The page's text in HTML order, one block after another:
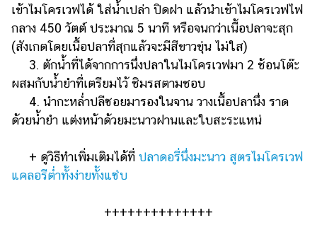
เข้าไมโครเวฟได้ ใส่น้ำเปล่า ปิดฝา แล้วนำเข้าไมโครเวฟไฟ
กลาง 450 วัตต์ ประมาณ 5 นาที หรือจนกว่าเนื้อปลาจะสุก
(สังเกตโดยเนื้อปลาที่สุกแล้วจะมีสีขาวขุ่น ไม่ใส)
3. ตักน้ำที่ได้จากการนึ่งปลาในไมโครเวฟมา 2 ช้อนโต๊ะ
ผสมกับน้ำยำที่เตรียมไว้ ชิมรสตามชอบ
4. นำกะหล่ำปลีซอยมารองในจาน วางเนื้อปลานึ่ง ราด
ด้วยน้ำยำ แต่งหน้าด้วยมะนาวฝานและใบสะระแหน่
+ ดูวิธีทำเพิ่มเติมได้ที่ ปลาดอรี่นึ่งมะนาว สูตรไมโครเวฟ
แคลอรีต่ำทั้งง่ายทั้งแซ่บ
++++++++++++++